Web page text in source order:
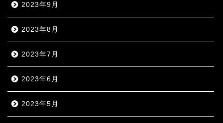
2023年9月
2023年8月
2023年7月
2023年6月
2023年5月